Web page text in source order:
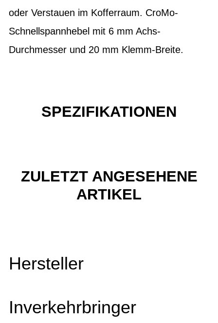
oder Verstauen im Kofferraum. CroMo-
Schnellspannhebel mit 6 mm Achs-
Durchmesser und 20 mm Klemm-Breite.
SPEZIFIKATIONEN
ZULETZT ANGESEHENE
ARTIKEL
Hersteller
Inverkehrbringer